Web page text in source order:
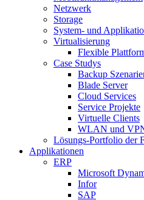
Netzwerk
Storage
System- und
Virtualisierung
Flexible
Case Studys
Backup
Blade Server
Cloud Services
Service Projekte
Virtuelle Clients
WLAN und
Lösungs-Portfolio der
Applikationen
ERP
Microsoft
Infor
SAP